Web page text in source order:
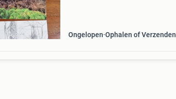
Ongelopen Ophalen of Verzenden